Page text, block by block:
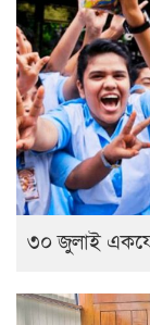
৩০ জুলাই